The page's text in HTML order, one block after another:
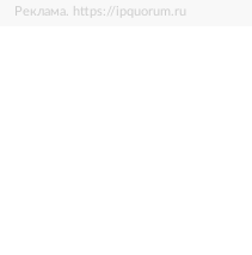
Реклама. https://ipquorum.ru